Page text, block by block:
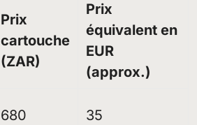
Prix
cartouche
(ZAR)
Prix
équivalent en
EUR
(approx.)
680 35